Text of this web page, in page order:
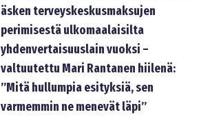
äsken terveyskeskusmaksujen
perimisestä ulkomaalaisilta
yhdenvertaisuuslain vuoksi –
valtuutettu Mari Rantanen hiilenä:
”Mitä hullumpia esityksiä, sen
varmemmin ne menevät läpi”